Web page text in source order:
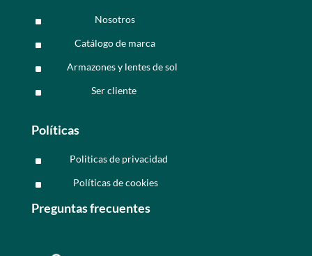
^ Nosotros
^ Catálogo de marca
^ Armazones y lentes de sol
^ Ser cliente
Políticas
^ Politicas de privacidad
^ Políticas de cookies
Preguntas frecuentes